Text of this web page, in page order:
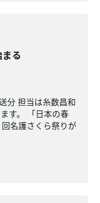
る
分 担当は糸数昌和
す。 「日本の春
名護さくら祭りが